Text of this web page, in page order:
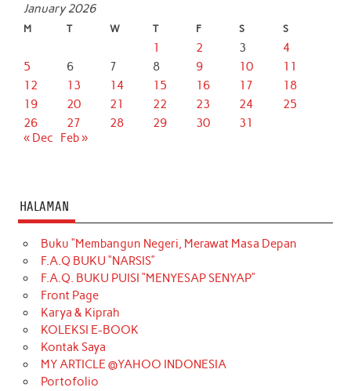
January 2026
M T W T F S S
1 2 3
4
5
6 7 8 9 10
11
12
13 14 15 16 17
18
19
20 21 22 23 24
25
26
27 28 29 30
31
« Dec
Feb »
HALAMAN
Buku “Membangun Negeri, Merawat Masa Depan
F.A.Q BUKU “NARSIS”
F.A.Q. BUKU PUISI “MENYESAP SENYAP”
Front Page
Karya & Kiprah
KOLEKSI E-BOOK
Kontak Saya
MY ARTICLE @YAHOO INDONESIA
Portofolio